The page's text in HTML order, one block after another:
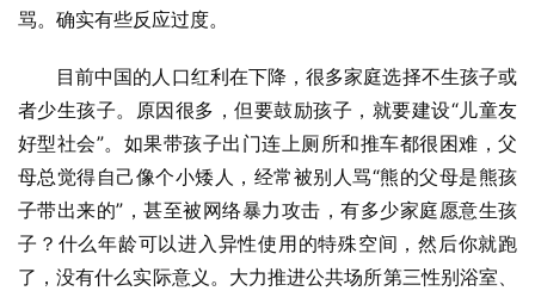
骂。确实有些反应过度。
目前中国的人口红利在下降，很多家庭选择不生孩子或
者少生孩子。原因很多，但要鼓励孩子，就要建设“儿童友
好型社会”。如果带孩子出门连上厕所和推车都很困难，父
母总觉得自己像个小矮人，经常被别人骂“熊的父母是熊孩
子带出来的”，甚至被网络暴力攻击，有多少家庭愿意生孩
子？什么年龄可以进入异性使用的特殊空间，然后你就跑
了，没有什么实际意义。大力推进公共场所第三性别浴室、